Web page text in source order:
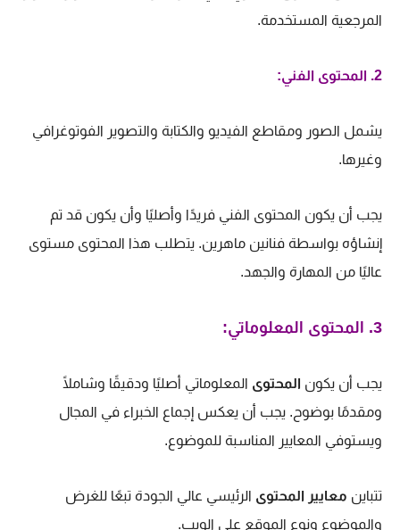
المرجعية المستخدمة.
2. المحتوى الفني:
يشمل الصور ومقاطع الفيديو والكتابة والتصوير الفوتوغرافي
وغيرها.
يجب أن يكون المحتوى الفني فريدًا وأصليًا وأن يكون قد تم
إنشاؤه بواسطة فنانين ماهرين. يتطلب هذا المحتوى مستوى
عاليًا من المهارة والجهد.
3. المحتوى المعلوماتي:
يجب أن يكون المحتوى المعلوماتي أصليًا ودقيقًا وشاملًا
ومقدمًا بوضوح. يجب أن يعكس إجماع الخبراء في المجال
ويستوفي المعايير المناسبة للموضوع.
تتباين معايير المحتوى الرئيسي عالي الجودة تبعًا للغرض
والموضوع ونوع الموقع على الويب.